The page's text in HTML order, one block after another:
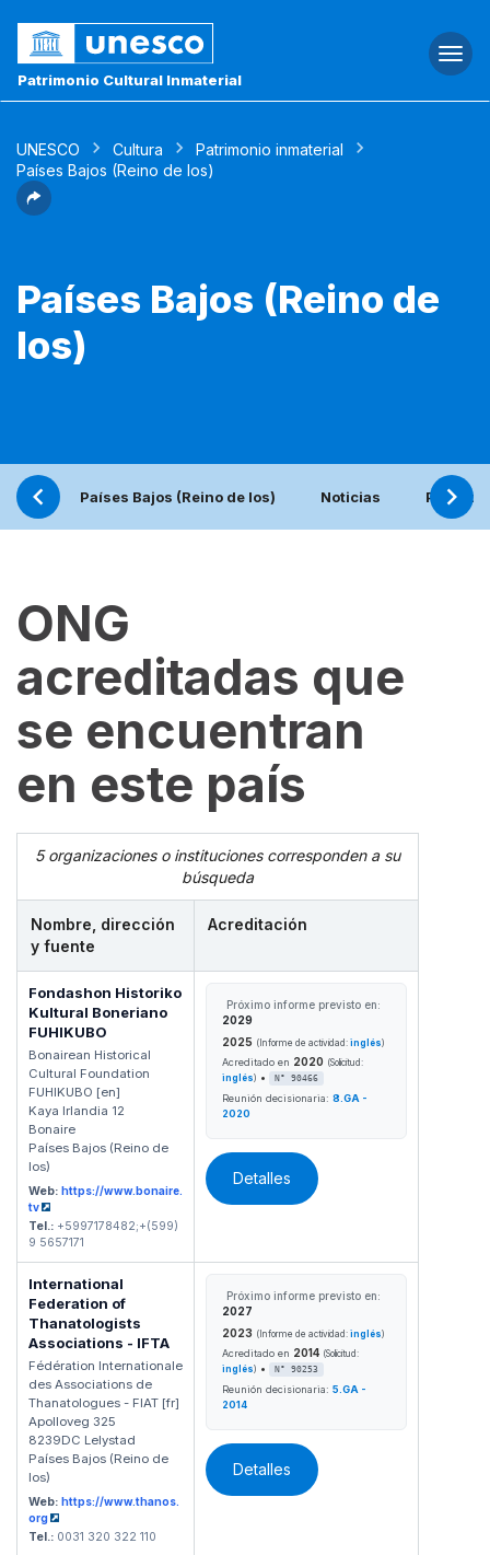
Patrimonio Cultural Inmaterial
UNESCO Cultura
Patrimonio inmaterial
Países Bajos (Reino de los)
Países Bajos (Reino de
los)
Países Bajos (Reino de los) Noticias Proyecto
ONG
acreditadas que
se encuentran
en este país
5 organizaciones o instituciones corresponden a su
búsqueda
Nombre, dirección
y fuente
Acreditación
Fondashon Historiko
Kultural Boneriano
FUHIKUBO
Bonairean Historical
Cultural Foundation
FUHIKUBO [en]
Kaya Irlandia 12
Bonaire
Países Bajos (Reino de
los)
Web: https://www.bonaire.
tv
Tel.: +5997178482;+(599)
9 5657171
Próximo informe previsto en:
2029
2025 (Informe de actividad: inglés)
Acreditado en 2020 (Solicitud:
inglés) • N° 90466
Reunión decisionaria: 8.GA -
2020
Detalles
International
Federation of
Thanatologists
Associations - IFTA
Fédération Internationale
des Associations de
Thanatologues - FIAT [fr]
Apolloveg 325
8239DC Lelystad
Países Bajos (Reino de
los)
Web: https://www.thanos.
org
Tel.: 0031 320 322 110
Próximo informe previsto en:
2027
2023 (Informe de actividad: inglés)
Acreditado en 2014 (Solicitud:
inglés) • N° 90253
Reunión decisionaria: 5.GA -
2014
Detalles